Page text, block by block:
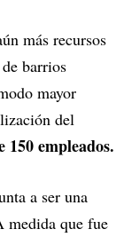
más recursos
barrios
mayor
del
150 empleados.
a ser una
medida que fue